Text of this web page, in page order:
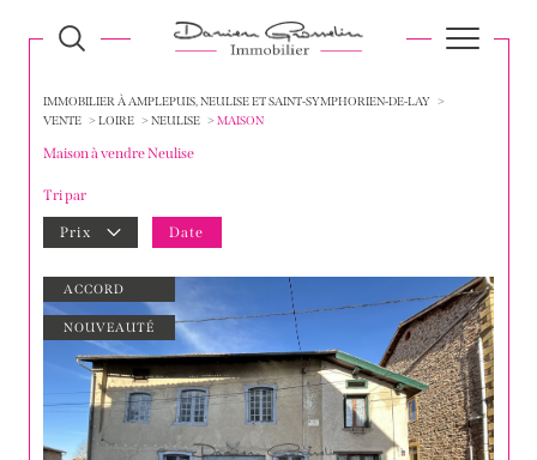
IMMOBILIER À AMPLEPUIS, NEULISE ET SAINT-SYMPHORIEN-DE-LAY
VENTE
LOIRE NEULISE MAISON
Maison à vendre Neulise
Tri par
Prix Date
ACCORD
NOUVEAUTÉ